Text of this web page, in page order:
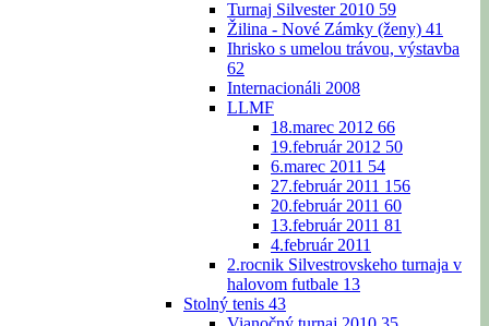
Turnaj Silvester 2010 59
Žilina - Nové Zámky (ženy) 41
Ihrisko s umelou trávou, výstavba
62
Internacionáli 2008
LLMF
18.marec 2012 66
19.február 2012 50
6.marec 2011 54
27.február 2011 156
20.február 2011 60
13.február 2011 81
4.február 2011
2.rocnik Silvestrovskeho turnaja v
halovom futbale 13
Stolný tenis 43